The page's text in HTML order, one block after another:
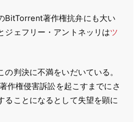
BitTorrent著作権抗弁にも大い
ジェフリー・アントネッリはツ
判決に不満をいだいている。
作権侵害訴訟を起こすまでにさ
ることになるとして失望を顕に